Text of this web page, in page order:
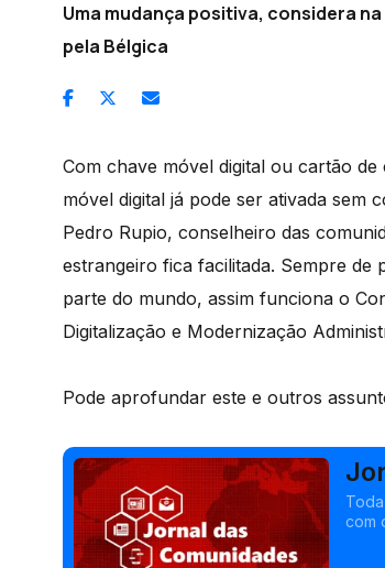
Uma mudança positiva, considera
pela Bélgica
Com chave móvel digital ou cartão
móvel digital já pode ser ativada sem
Pedro Rupio, conselheiro das
estrangeiro fica facilitada. Sempre
parte do mundo, assim funciona o
Digitalização e Modernização
Pode aprofundar este e outros
com